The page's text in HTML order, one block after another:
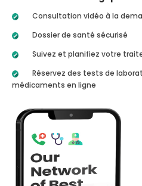
Consultation vidéo à la
Dossier de santé sécurisé
Suivez et planifiez votre
Réservez des tests de
médicaments en ligne